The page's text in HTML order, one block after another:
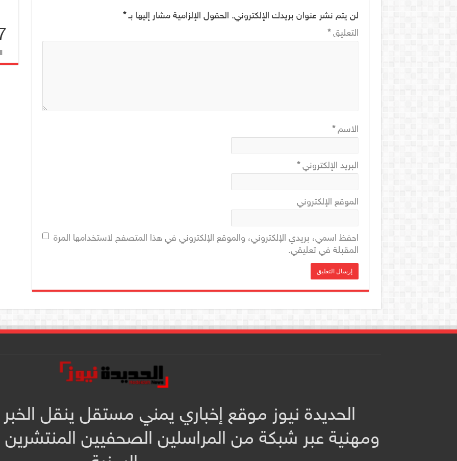
لن يتم نشر عنوان بريدك الإلكتروني. الحقول الإلزامية مشار إليها بـ*
التعليق*
الاسم*
البريد الإلكتروني*
الموقع الإلكتروني
احفظ اسمي، بريدي الإلكتروني، والموقع الإلكتروني في هذا المتصفح لاستخدامها المرة
المقبلة في تعليقي.
الحديدة نيوز موقع إخباري يمني مستقل ينقل
ومهنية عبر شبكة من المراسلين الصحفيين